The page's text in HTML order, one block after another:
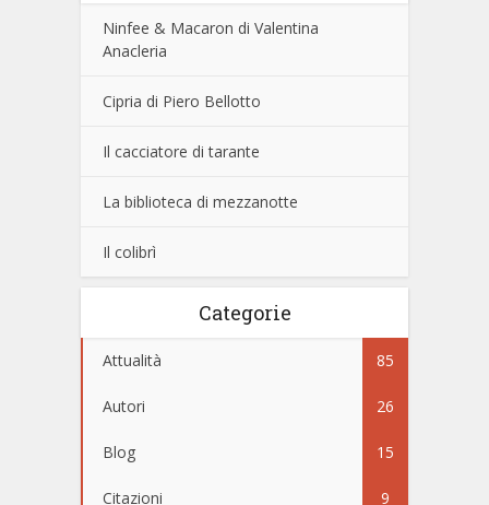
Ninfee & Macaron di Valentina
Anacleria
Cipria di Piero Bellotto
Il cacciatore di tarante
La biblioteca di mezzanotte
Il colibrì
Categorie
Attualità 85
Autori 26
Blog 15
Citazioni 9